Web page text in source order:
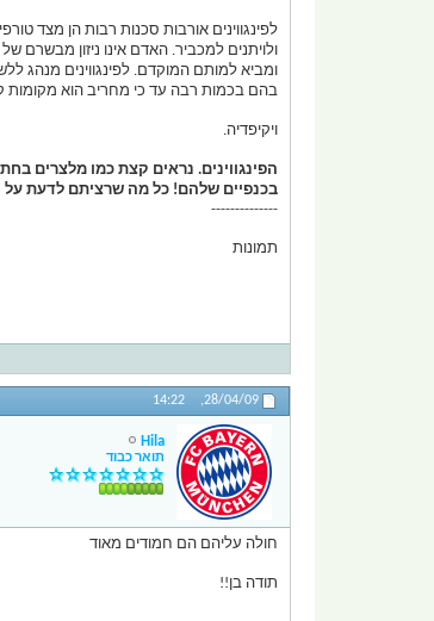
לפינגווינים אורבות סכנות רבות הן מצד
ולויתנים למכביר. האדם אינו ניזון
ומביא למותם המוקדם. לפינגווינים מנהג
בהם בכמות רבה עד כי מחריב הוא מקומות
ויקיפדיה.
הפינגווינים. נראים קצת כמו מלצרים
בכנפיים שלהם! כל מה שרציתם לדעת על
--------------
תמונות
28/04/09,
14:22
Hila
תואר כבוד
חולה עליהם הם חמודים מאוד
תודה בן!!